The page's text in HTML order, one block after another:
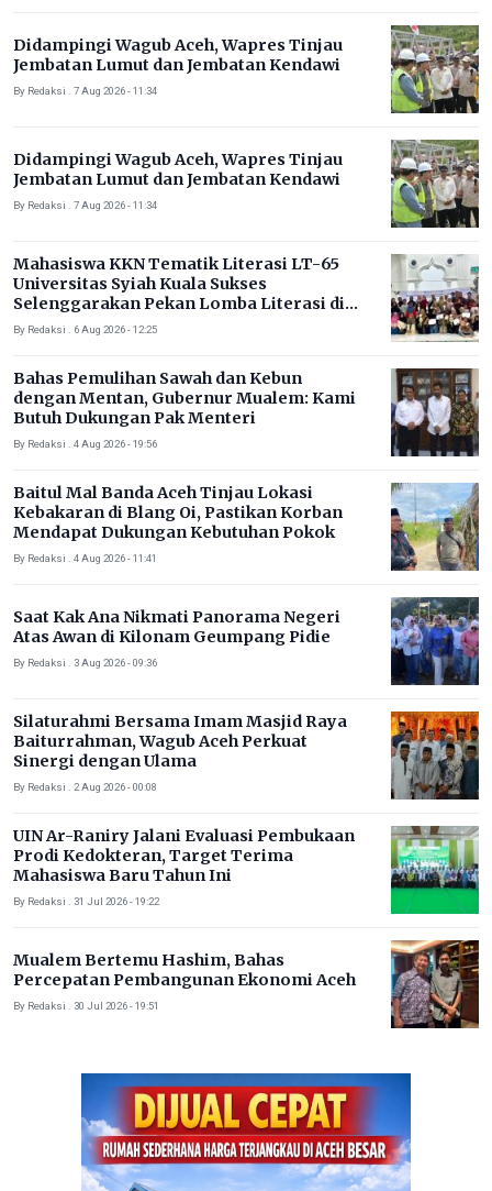
Didampingi Wagub Aceh, Wapres Tinjau
Jembatan Lumut dan Jembatan Kendawi
By Redaksi . 7 Aug 2026 - 11:34
Didampingi Wagub Aceh, Wapres Tinjau
Jembatan Lumut dan Jembatan Kendawi
By Redaksi . 7 Aug 2026 - 11:34
Mahasiswa KKN Tematik Literasi LT-65
Universitas Syiah Kuala Sukses
Selenggarakan Pekan Lomba Literasi di
Gampong Rhieng Blang
By Redaksi . 6 Aug 2026 - 12:25
Bahas Pemulihan Sawah dan Kebun
dengan Mentan, Gubernur Mualem: Kami
Butuh Dukungan Pak Menteri
By Redaksi . 4 Aug 2026 - 19:56
Baitul Mal Banda Aceh Tinjau Lokasi
Kebakaran di Blang Oi, Pastikan Korban
Mendapat Dukungan Kebutuhan Pokok
By Redaksi . 4 Aug 2026 - 11:41
Saat Kak Ana Nikmati Panorama Negeri
Atas Awan di Kilonam Geumpang Pidie
By Redaksi . 3 Aug 2026 - 09:36
Silaturahmi Bersama Imam Masjid Raya
Baiturrahman, Wagub Aceh Perkuat
Sinergi dengan Ulama
By Redaksi . 2 Aug 2026 - 00:08
UIN Ar-Raniry Jalani Evaluasi Pembukaan
Prodi Kedokteran, Target Terima
Mahasiswa Baru Tahun Ini
By Redaksi . 31 Jul 2026 - 19:22
Mualem Bertemu Hashim, Bahas
Percepatan Pembangunan Ekonomi Aceh
By Redaksi . 30 Jul 2026 - 19:51